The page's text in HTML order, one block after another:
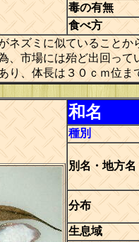
毒の有無
食べ方
ネズミに似ていることか
、市場には殆ど出回って
り、体長は３０ｃｍ位ま
和名
種別
別名・地方名
分布
生息域